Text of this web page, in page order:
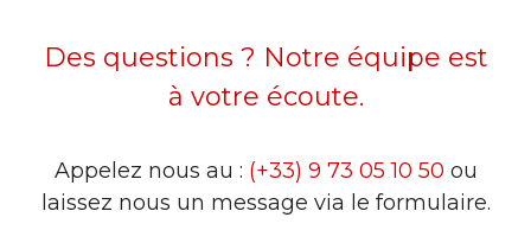
Des questions ? Notre équipe est
à votre écoute.
Appelez nous au : (+33) 9 73 05 10 50 ou
laissez nous un message via le formulaire.